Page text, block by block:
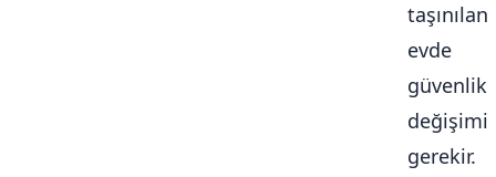
taşınılan
evde
güvenlik
değişimi
gerekir.